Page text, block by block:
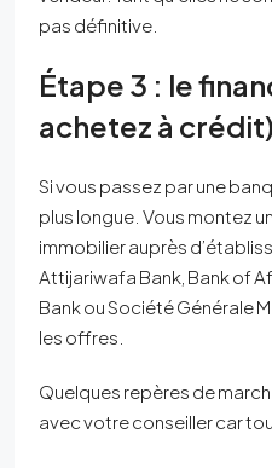
pas définitive.
Étape 3 : le
achetez à crédit)
Si vous passez par une
plus longue. Vous montez
immobilier auprès
Attijariwafa Bank, Bank of
Bank ou Société Générale
les offres.
Quelques repères de
avec votre conseiller car